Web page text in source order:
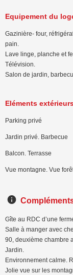
Equipement du
Gazinière- four,
pain.
Lave linge, planche et
Télévision.
Salon de jardin,
Eléments
Parking privé
Jardin privé. Barbecue
Balcon. Terrasse
Vue montagne. Vue
Gîte au RDC d’une
Salle à manger avec
90, deuxième chambre
Jardin.
Environnement calme.
Jolie vue sur les